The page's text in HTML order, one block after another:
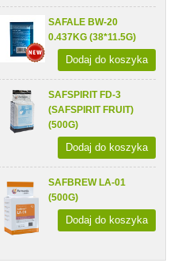
SAFALE BW-20
0.437KG (38*11.5G)
Dodaj do koszyka
SAFSPIRIT FD-3
(SAFSPIRIT FRUIT)
(500G)
Dodaj do koszyka
SAFBREW LA-01
(500G)
Dodaj do koszyka